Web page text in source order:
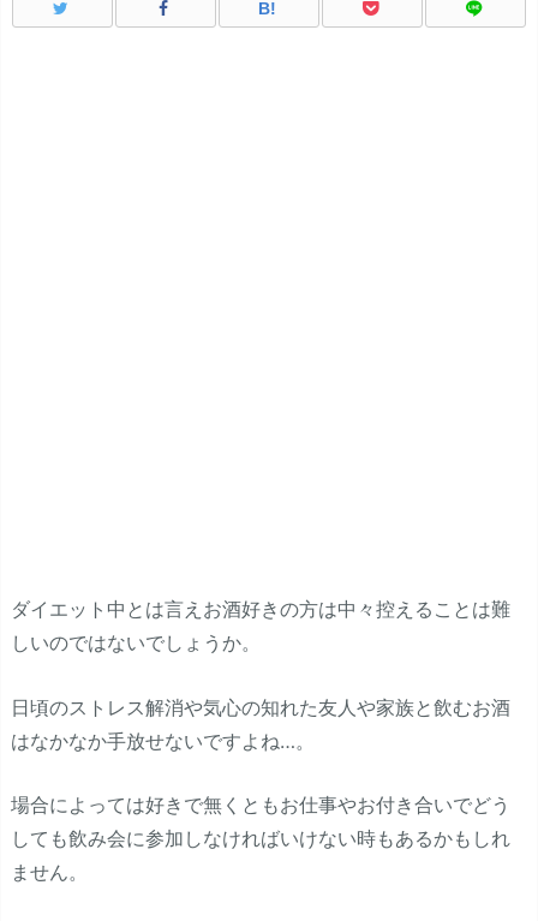
B!
ダイエット中とは言えお酒好きの方は中々控えることは難
しいのではないでしょうか。
日頃のストレス解消や気心の知れた友人や家族と飲むお酒
はなかなか手放せないですよね…。
場合によっては好きで無くともお仕事やお付き合いでどう
しても飲み会に参加しなければいけない時もあるかもしれ
ません。